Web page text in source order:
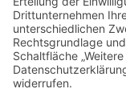
Wir bieten Ihnen 13
das Thema
sind wir nun auch im
Kunde nicht nur mit